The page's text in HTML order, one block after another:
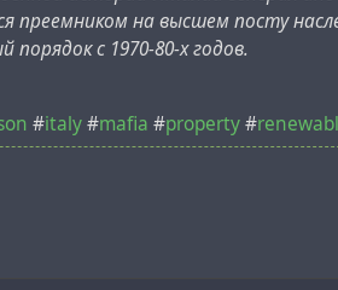
преемником на высшем посту
с 1970-80-х годов.
#italy#mafia #property#